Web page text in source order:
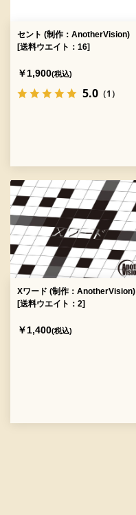
セント (制作：AnotherVision)
[送料ウエイト：16]
￥1,900(税込)
5.0 （1）
Xワード (制作：AnotherVision)
[送料ウエイト：2]
￥1,400(税込)